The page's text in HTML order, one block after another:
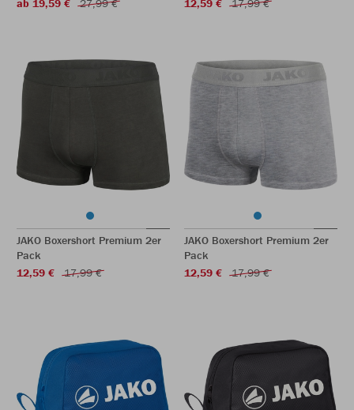
ab 19,59 € 27,99 € 12,59 € 17,99 €
JAKO Boxershort Premium 2er
Pack
12,59 €
17,99 €
JAKO Boxershort Premium 2er
Pack
12,59 €
17,99 €